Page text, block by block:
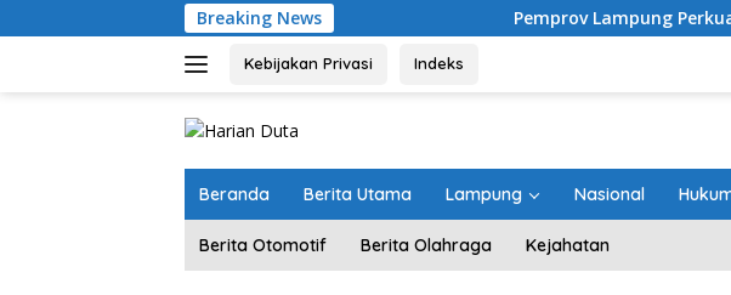
ke
Breaking News Pemprov Lampung Perkuat Peran
Kebijakan Privasi Indeks
Beranda Berita Utama Lampung Nasional
Berita Otomotif Berita Olahraga Kejahatan